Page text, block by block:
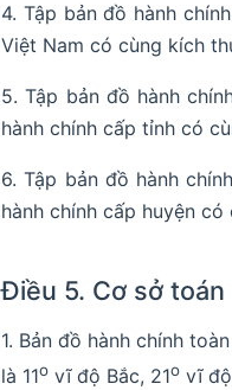
4. Tập bản đồ hành
Việt Nam có cùng kích
5. Tập bản đồ hành
hành chính cấp tỉnh có
6. Tập bản đồ hành
hành chính cấp huyện
Điều 5. Cơ sở
1. Bản đồ hành chính
là 11o vĩ độ Bắc, 21o vĩ